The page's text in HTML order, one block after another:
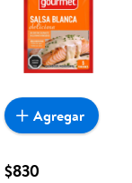
$830
Agregar